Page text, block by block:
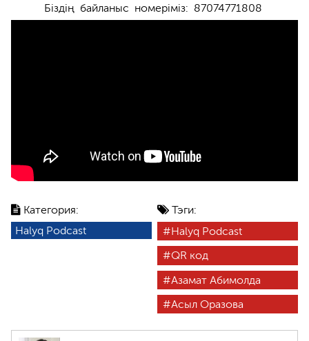
Категория:
Halyq Podcast
Тэги:
Halyq Podcast
QR код
Азамат Абимолда
Асыл Оразова
Біздің байланыс номеріміз: 87074771808